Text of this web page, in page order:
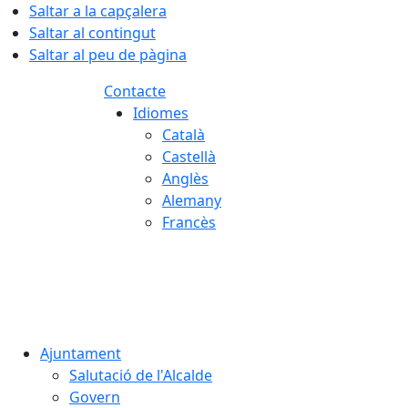
Saltar a la capçalera
Saltar al contingut
Saltar al peu de pàgina
Contacte
Idiomes
Català
Castellà
Anglès
Alemany
Francès
Ajuntament
Salutació de l'Alcalde
Govern